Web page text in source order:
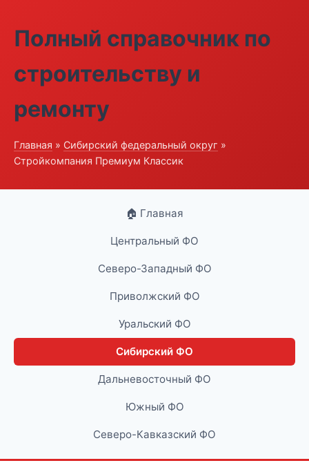
Полный справочник по
строительству и
ремонту
Главная » Сибирский федеральный округ »
Стройкомпания Премиум Классик
🏠 Главная
Центральный ФО
Северо-Западный ФО
Приволжский ФО
Уральский ФО
Сибирский ФО
Дальневосточный ФО
Южный ФО
Северо-Кавказский ФО